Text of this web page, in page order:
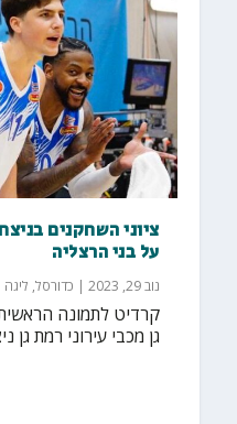
ציוני השחקנים
על בני הרצליה
נוב 29, 2023 | כדורסל, ליגה
קרדיט לתמונה
גן מכבי עירוני רמת גן ניצחה